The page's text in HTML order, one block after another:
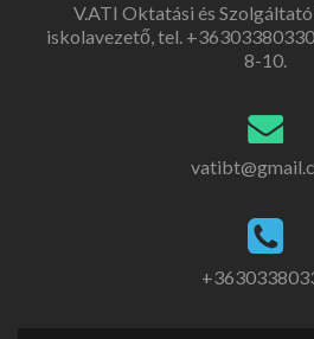
V.ATI Oktatási és
iskolavezető, tel.
8-10.